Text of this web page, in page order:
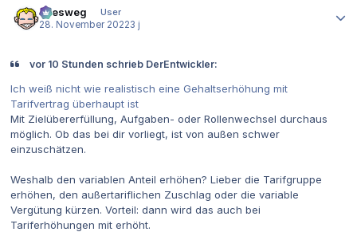
allesweg
User
28. November 20223 j
vor 10 Stunden schrieb DerEntwickler:
Ich weiß nicht wie realistisch eine Gehaltserhöhung mit
Tarifvertrag überhaupt ist
Mit Zielübererfüllung, Aufgaben- oder Rollenwechsel durchaus
möglich. Ob das bei dir vorliegt, ist von außen schwer
einzuschätzen.
Weshalb den variablen Anteil erhöhen? Lieber die Tarifgruppe
erhöhen, den außertariflichen Zuschlag oder die variable
Vergütung kürzen. Vorteil: dann wird das auch bei
Tariferhöhungen mit erhöht.